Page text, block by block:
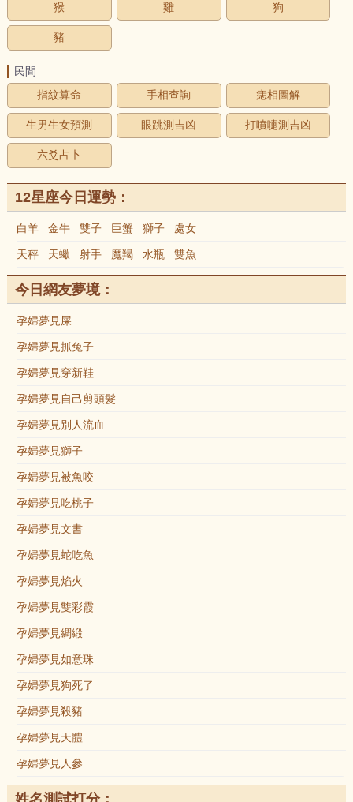
猴 雞 狗
豬
民間
指紋算命
手相查詢 痣相圖解
生男生女預測 眼跳測吉凶 打噴嚏測吉凶
六爻占卜
12星座今日運勢：
白羊 金牛 雙子 巨蟹 獅子 處女
天秤 天蠍 射手 魔羯 水瓶 雙魚
今日網友夢境：
孕婦夢見屎
孕婦夢見抓兔子
孕婦夢見穿新鞋
孕婦夢見自己剪頭髮
孕婦夢見別人流血
孕婦夢見獅子
孕婦夢見被魚咬
孕婦夢見吃桃子
孕婦夢見文書
孕婦夢見蛇吃魚
孕婦夢見焰火
孕婦夢見雙彩霞
孕婦夢見綢緞
孕婦夢見如意珠
孕婦夢見狗死了
孕婦夢見殺豬
孕婦夢見天體
孕婦夢見人參
姓名測試打分：